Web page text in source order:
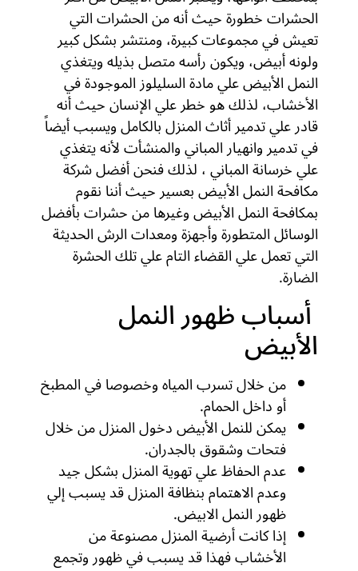
الحشرات خطورة حيث أنه من الحشرات التي
تعيش في مجموعات كبيرة، ومنتشر بشكل كبير
ولونه أبيض، ويكون رأسه متصل بذيله ويتغذي
النمل الأبيض علي مادة السليلوز الموجودة في
الأخشاب، لذلك هو خطر علي الإنسان حيث أنه
قادر علي تدمير أثاث المنزل بالكامل ويسبب أيضاً
في تدمير وانهيار المباني والمنشأت لأنه يتغذي
علي خرسانة المباني ، لذلك فنحن أفضل شركة
مكافحة النمل الأبيض بعسير حيث أننا نقوم
بمكافحة النمل الأبيض وغيرها من حشرات بأفضل
الوسائل المتطورة وأجهزة ومعدات الرش الحديثة
التي تعمل علي القضاء التام علي تلك الحشرة
الضارة.
أسباب ظهور النمل
الأبيض
من خلال تسرب المياه وخصوصا في المطبخ
أو داخل الحمام.
يمكن للنمل الأبيض دخول المنزل من خلال
فتحات وشقوق بالجدران.
عدم الحفاظ علي تهوية المنزل بشكل جيد
وعدم الاهتمام بنظافة المنزل قد يسبب إلي
ظهور النمل الابيض.
إذا كانت أرضية المنزل مصنوعة من
الأخشاب فهذا قد يسبب في ظهور وتجمع